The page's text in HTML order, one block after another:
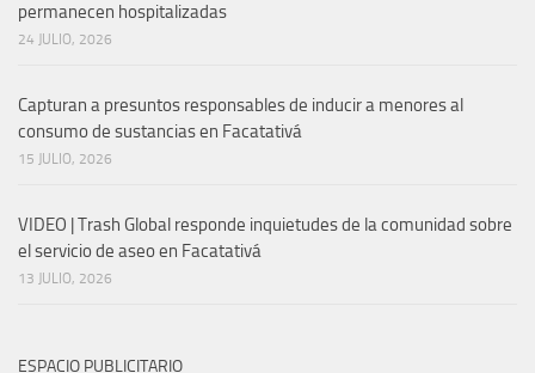
permanecen hospitalizadas
24 JULIO, 2026
Capturan a presuntos responsables de inducir a menores al
consumo de sustancias en Facatativá
15 JULIO, 2026
VIDEO | Trash Global responde inquietudes de la comunidad sobre
el servicio de aseo en Facatativá
13 JULIO, 2026
ESPACIO PUBLICITARIO